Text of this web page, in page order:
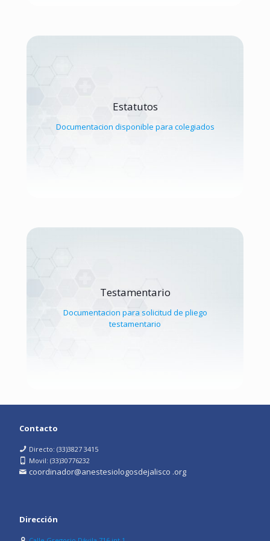
Estatutos
Documentacion disponible para colegiados
Testamentario
Documentacion para solicitud de pliego
testamentario
Contacto
Directo: (33)3827 3415
Movil: (33)30776232
coordinador@anestesiologosdejalisco .org
Dirección